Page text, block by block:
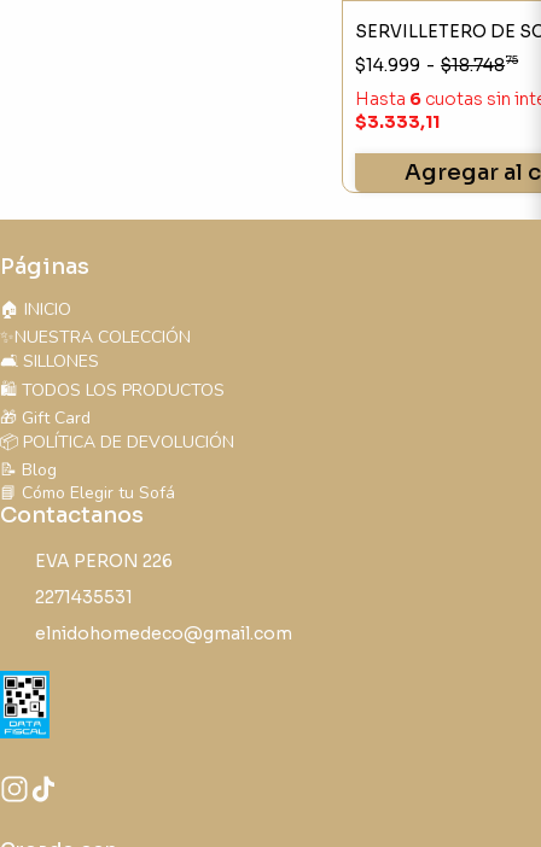
SERVILLETERO DE
$14.999 - $18.74875
Hasta 6 cuotas sin
$3.333,11
Agregar al
Páginas
🏠 INICIO
✨NUESTRA COLECCIÓN
🛋️ SILLONES
🛍️ TODOS LOS PRODUCTOS
🎁 Gift Card
📦 POLÍTICA DE DEVOLUCIÓN
📝 Blog
📘 Cómo Elegir tu Sofá
Contactanos
EVA PERON 226
2271435531
elnidohomedeco@gmail.com